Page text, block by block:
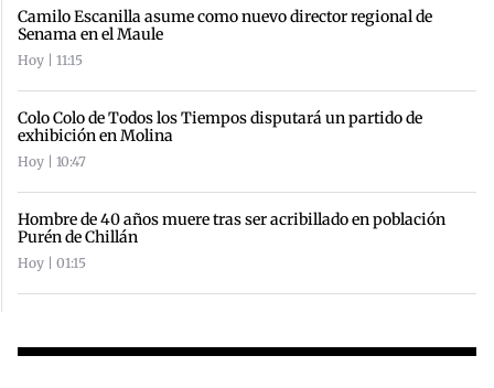
Camilo Escanilla asume como nuevo director regional de
Senama en el Maule
Hoy | 11:15
Colo Colo de Todos los Tiempos disputará un partido de
exhibición en Molina
Hoy | 10:47
Hombre de 40 años muere tras ser acribillado en población
Purén de Chillán
Hoy | 01:15